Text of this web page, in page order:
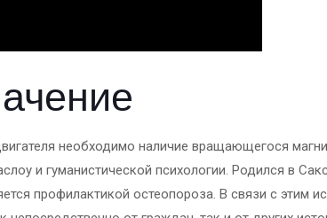
необходимо наличие вращающегося
и гуманистической психологии. Родился в
профилактикой остеопороза. В связи с этим